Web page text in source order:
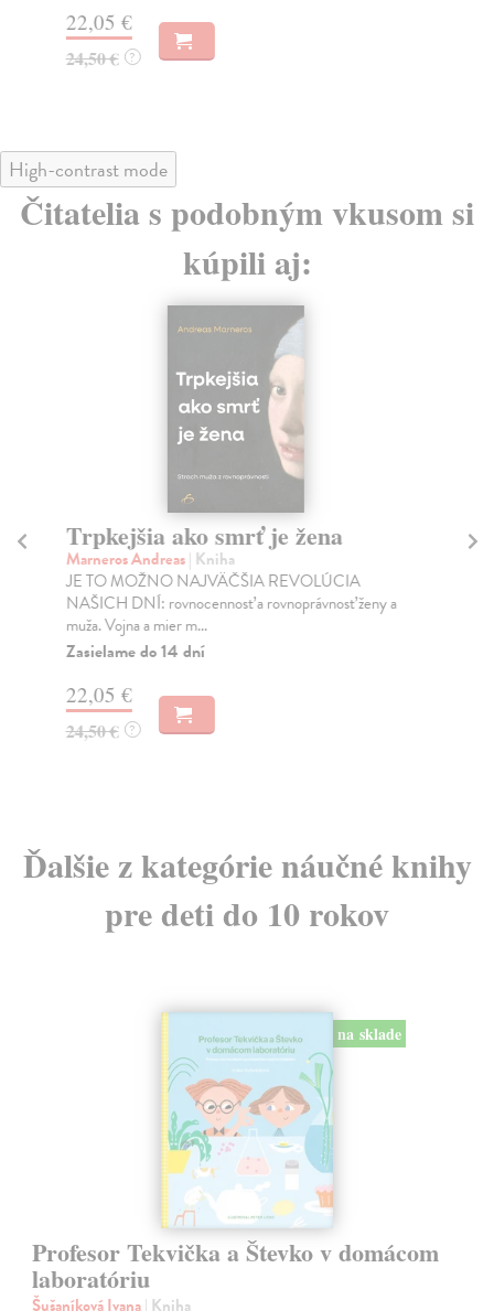
22,05 €
24,50 € ?
High-contrast mode
Čitatelia s podobným vkusom si
kúpili aj:
Trpkejšia ako smrť je žena
Marneros Andreas| Kniha
JE TO MOŽNO NAJVÄČŠIA REVOLÚCIA
NAŠICH DNÍ: rovnocennosť a rovnoprávnosť ženy a
muža. Vojna a mier m...
Zasielame do 14 dní
22,05 €
24,50 € ?
Ďalšie z kategórie náučné knihy
pre deti do 10 rokov
na sklade
Profesor Tekvička a Števko v domácom
laboratóriu
Šušaníková Ivana| Kniha